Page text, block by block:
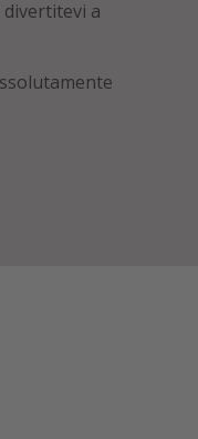
divertitevi a